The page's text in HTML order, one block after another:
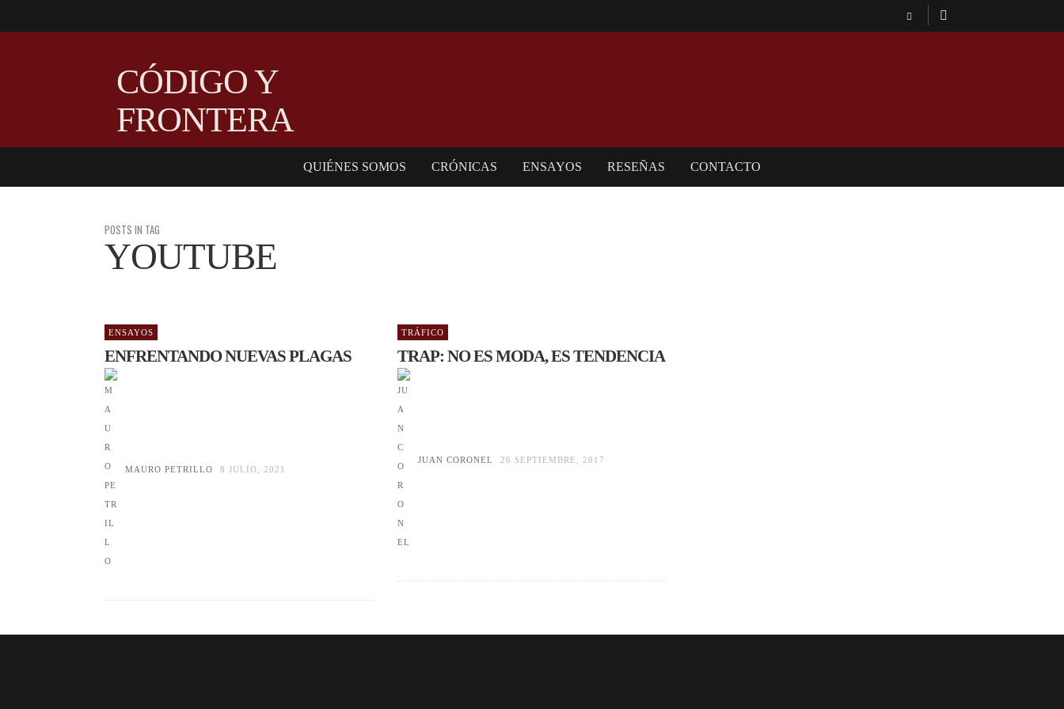
CÓDIGO Y
FRONTERA
QUIÉNES SOMOS CRÓNICAS ENSAYOS RESEÑAS CONTACTO
POSTS IN TAG
YOUTUBE
ENSAYOS
ENFRENTANDO NUEVAS PLAGAS
MAURO PETRILLO 8 JULIO, 2021
TRÁFICO
TRAP: NO ES MODA, ES TENDENCIA
JUAN CORONEL 26 SEPTIEMBRE, 2017